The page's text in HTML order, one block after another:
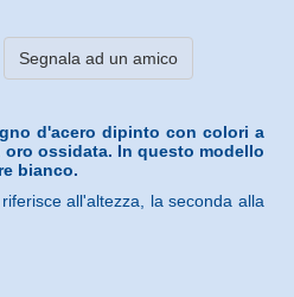
Segnala ad un amico
d'acero dipinto con colori a
ossidata. In questo modello
bianco.
all'altezza, la seconda alla